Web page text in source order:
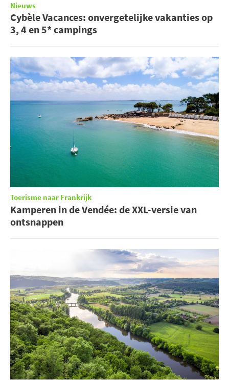
Nieuws
Cybèle Vacances: onvergetelijke vakanties op
3, 4 en 5* campings
Toerisme naar Frankrijk
Kamperen in de Vendée: de XXL-versie van
ontsnappen